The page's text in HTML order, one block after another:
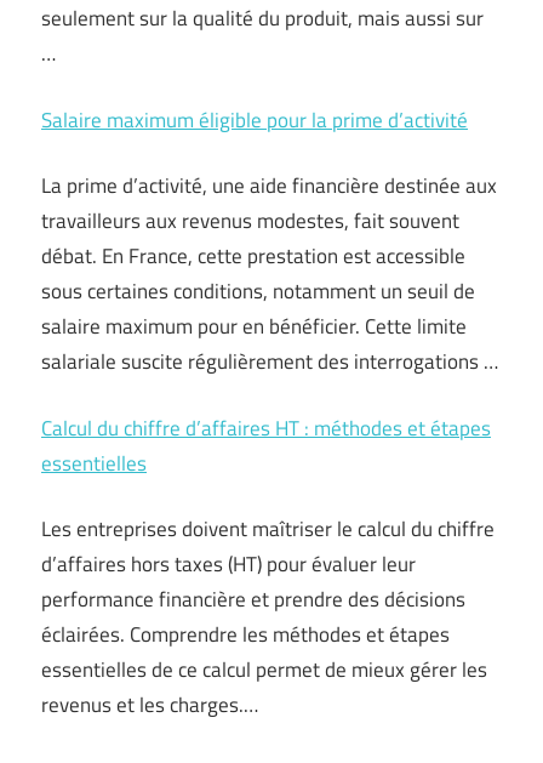
seulement sur la qualité du produit, mais aussi sur
…
Salaire maximum éligible pour la prime d’activité
La prime d’activité, une aide financière destinée aux
travailleurs aux revenus modestes, fait souvent
débat. En France, cette prestation est accessible
sous certaines conditions, notamment un seuil de
salaire maximum pour en bénéficier. Cette limite
salariale suscite régulièrement des interrogations …
Calcul du chiffre d’affaires HT : méthodes et étapes
essentielles
Les entreprises doivent maîtriser le calcul du chiffre
d’affaires hors taxes (HT) pour évaluer leur
performance financière et prendre des décisions
éclairées. Comprendre les méthodes et étapes
essentielles de ce calcul permet de mieux gérer les
revenus et les charges.…